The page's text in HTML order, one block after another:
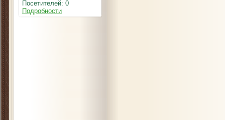
Посетителей: 0
Подробности